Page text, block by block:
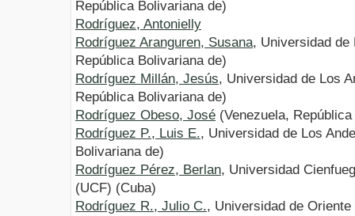
República Bolivariana de)
Rodríguez, Antonielly
Rodríguez Aranguren, Susana, Universidad de
República Bolivariana de)
Rodríguez Millán, Jesús, Universidad de Los
República Bolivariana de)
Rodríguez Obeso, José (Venezuela,
Rodríguez P., Luis E., Universidad de Los
Bolivariana de)
Rodríguez Pérez, Berlan, Universidad
(UCF) (Cuba)
Rodríguez R., Julio C., Universidad de